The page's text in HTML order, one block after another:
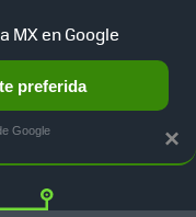
Twitter
×
MX en Google
preferida
Google